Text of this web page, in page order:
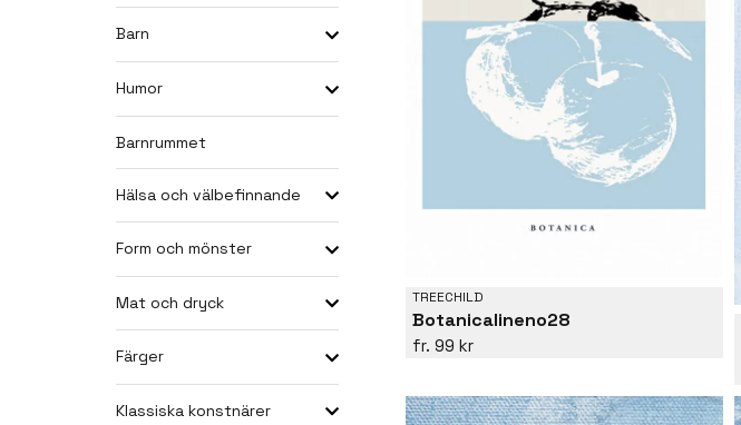
Barn
Humor
Barnrummet
Hälsa och välbefinnande
Form och mönster
Mat och dryck
Färger
Klassiska konstnärer
TREECHILD
Botanicalineno28
99 kr